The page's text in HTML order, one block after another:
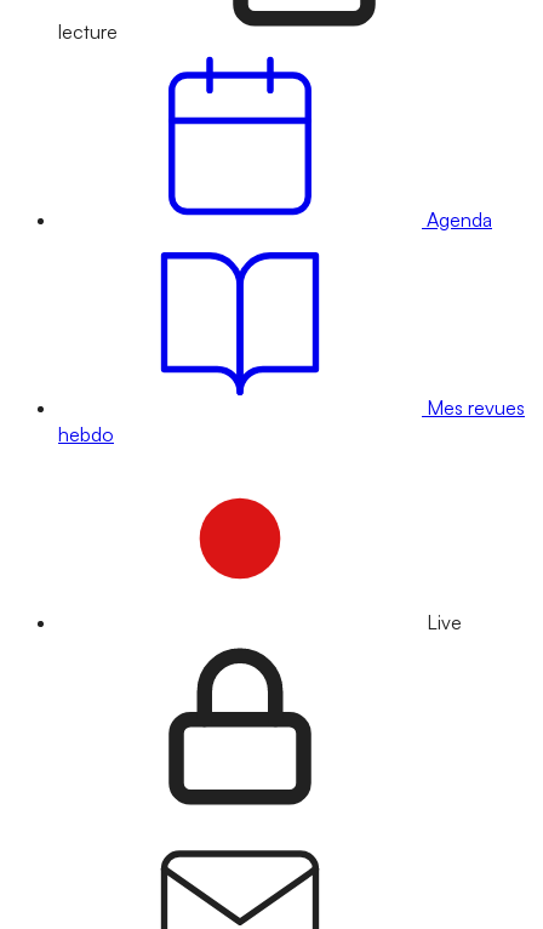
lecture
Agenda
Mes revues
hebdo
Live